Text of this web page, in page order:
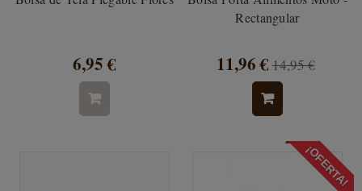
6,95 €
Rectangular
11,96 €14,95 €
¡OFERTA!